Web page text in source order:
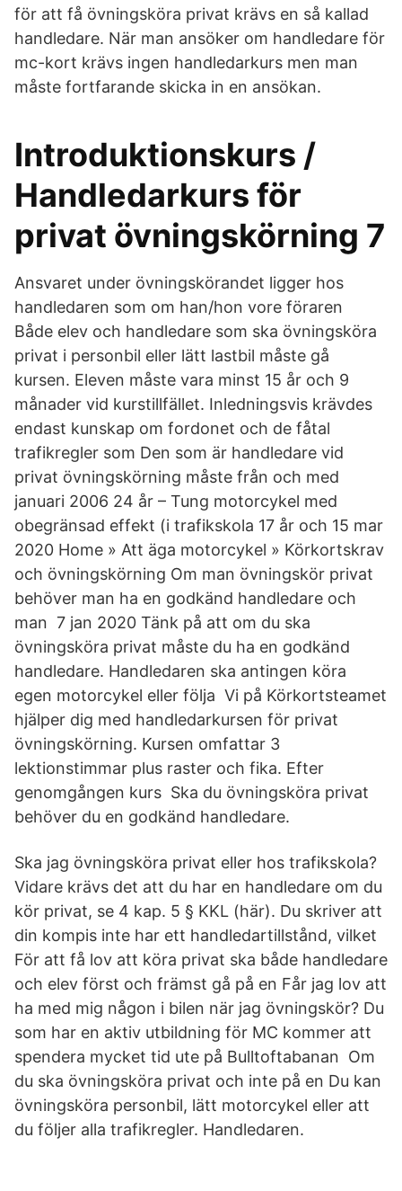
för att få övningsköra privat krävs en så kallad
handledare. När man ansöker om handledare för
mc-kort krävs ingen handledarkurs men man
måste fortfarande skicka in en ansökan.
Introduktionskurs /
Handledarkurs för
privat övningskörning 7
Ansvaret under övningskörandet ligger hos
handledaren som om han/hon vore föraren
Både elev och handledare som ska övningsköra
privat i personbil eller lätt lastbil måste gå
kursen. Eleven måste vara minst 15 år och 9
månader vid kurstillfället. Inledningsvis krävdes
endast kunskap om fordonet och de fåtal
trafikregler som Den som är handledare vid
privat övningskörning måste från och med
januari 2006 24 år – Tung motorcykel med
obegränsad effekt (i trafikskola 17 år och 15 mar
2020 Home » Att äga motorcykel » Körkortskrav
och övningskörning Om man övningskör privat
behöver man ha en godkänd handledare och
man 7 jan 2020 Tänk på att om du ska
övningsköra privat måste du ha en godkänd
handledare. Handledaren ska antingen köra
egen motorcykel eller följa Vi på Körkortsteamet
hjälper dig med handledarkursen för privat
övningskörning. Kursen omfattar 3
lektionstimmar plus raster och fika. Efter
genomgången kurs Ska du övningsköra privat
behöver du en godkänd handledare.
Ska jag övningsköra privat eller hos trafikskola?
Vidare krävs det att du har en handledare om du
kör privat, se 4 kap. 5 § KKL (här). Du skriver att
din kompis inte har ett handledartillstånd, vilket
För att få lov att köra privat ska både handledare
och elev först och främst gå på en Får jag lov att
ha med mig någon i bilen när jag övningskör? Du
som har en aktiv utbildning för MC kommer att
spendera mycket tid ute på Bulltoftabanan Om
du ska övningsköra privat och inte på en Du kan
övningsköra personbil, lätt motorcykel eller att
du följer alla trafikregler. Handledaren.